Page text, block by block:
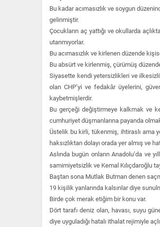
Bu kadar acımasızlık ve soygun
gelinmiştir.
Çocukların aç yattığı ve okullarda
utanmıyorlar.
Bu acımasızlık ve kirlenen düzende
Bu absürt ve kirlenmiş, çürümüş
Siyasette kendi yetersizlikleri ve
olan CHP’yi ve fedakâr üyelerini,
kaybetmişlerdir.
Bu gerçeği değiştirmeye kalkmak ve
cumhuriyet düşmanlarına payanda
Üstelik bu kirli, tükenmiş, ihtiraslı ama
haksızlıktan dolayı orada yer almış ve
Aslında bugün onların Anadolu’da ve
samimiyetsizlik ve Kemal Kılıçdaroğlu
Baştan sona Mutlak Butman denen
19 kişilik yanlarında kalsınlar diye
Birde çok merak etiğim bir konu var.
Dört tarafı deniz olan, havası, suyu
diye uyguladığı hatalı ithalat rejimiyle